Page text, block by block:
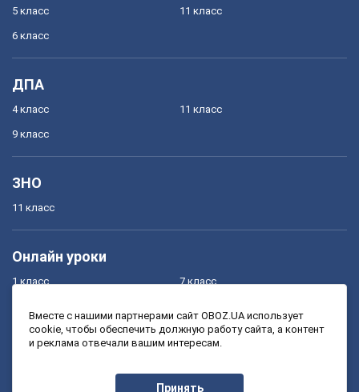
5 класс
6 класс
11 класс
ДПА
4 класс
9 класс
11 класс
ЗНО
11 класс
Онлайн уроки
1 класс
3 класс
7 класс
9 класс
Вместе с нашими партнерами сайт OBOZ.UA использует
cookie, чтобы обеспечить должную работу сайта, а контент
и реклама отвечали вашим интересам.
Принять